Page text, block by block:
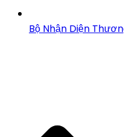
Bộ Nhận Diện